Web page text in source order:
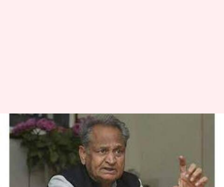
ராஜஸ்தான் மாநில
முதல்வர் அசோக்
கெலாட்'க்கு கொரோனா
தொற்று உறுதி